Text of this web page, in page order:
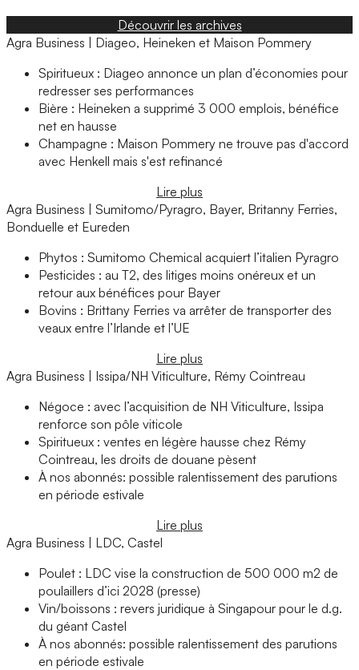
Découvrir les archives
Agra Business | Diageo, Heineken et Maison Pommery
Spiritueux : Diageo annonce un plan d’économies pour
redresser ses performances
Bière : Heineken a supprimé 3 000 emplois, bénéfice
net en hausse
Champagne : Maison Pommery ne trouve pas d'accord
avec Henkell mais s'est refinancé
Lire plus
Agra Business | Sumitomo/Pyragro, Bayer, Britanny Ferries,
Bonduelle et Eureden
Phytos : Sumitomo Chemical acquiert l’italien Pyragro
Pesticides : au T2, des litiges moins onéreux et un
retour aux bénéfices pour Bayer
Bovins : Brittany Ferries va arrêter de transporter des
veaux entre l’Irlande et l’UE
Lire plus
Agra Business | Issipa/NH Viticulture, Rémy Cointreau
Négoce : avec l’acquisition de NH Viticulture, Issipa
renforce son pôle viticole
Spiritueux : ventes en légère hausse chez Rémy
Cointreau, les droits de douane pèsent
À nos abonnés: possible ralentissement des parutions
en période estivale
Lire plus
Agra Business | LDC, Castel
Poulet : LDC vise la construction de 500 000 m2 de
poulaillers d’ici 2028 (presse)
Vin/boissons : revers juridique à Singapour pour le d.g.
du géant Castel
À nos abonnés: possible ralentissement des parutions
en période estivale